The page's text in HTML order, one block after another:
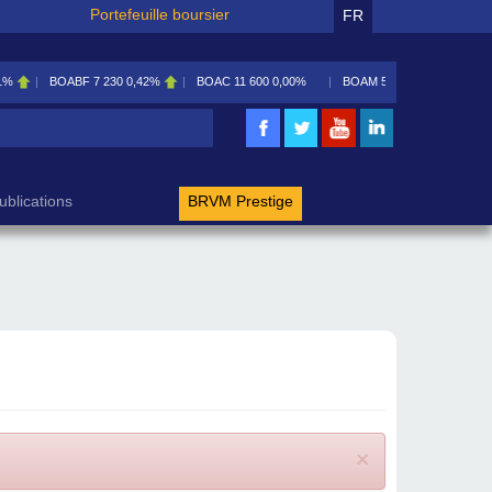
Portefeuille boursier FR
BOABF 7 230 0,42% BOAC 11 600 0,00% BOAM 5 585
BRVM Prestige
×